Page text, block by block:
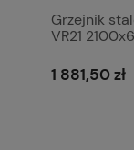
Grzejnik
VR21
1 881,50 zł